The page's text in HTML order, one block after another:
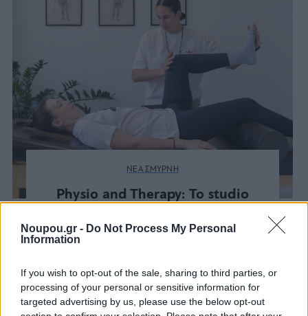
Noupou.gr - Do Not Process My Personal
Information
If you wish to opt-out of the sale, sharing to third parties, or
processing of your personal or sensitive information for
targeted advertising by us, please use the below opt-out
ΝΕΑ ΣΜΥΡΝΗ
Physio and Therapy: Το studio
τη φυσικοθεραπεία με την
ενεργητική αποκατάσταση